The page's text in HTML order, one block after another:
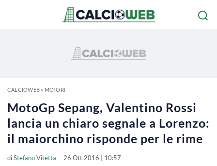
CALCIOWEB» MOTORI
MotoGp Sepang, Valentino Rossi
lancia un chiaro segnale a Lorenzo:
il maiorchino risponde per le rime
diStefano Vitetta 26 Ott 2016 | 10:57